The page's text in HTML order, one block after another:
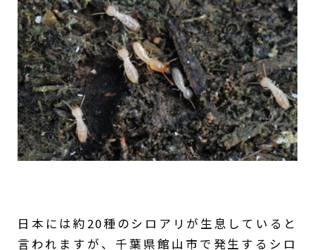
日本には約20種のシロアリが生息していると
言われますが、千葉県館山市で発生するシロ